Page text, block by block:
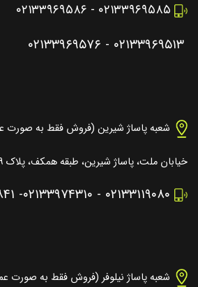
۰۲۱۳۳۹۶۹۵۸۵ - ۰۲۱۳۳۹۶۹۵۸۶
۰۲۱۳۳۹۶۹۵۱۳ - ۰۲۱۳۳۹۶۹۵۷۶
شعبه پاساژ شیرین (فروش فقط به صورت
خیابان ملت، پاساژ شیرین، طبقه همکف، پلاک ۹
۰۲۱۳۳۱۱۹۰۸۰ - ۰۲۱۳۳۹۷۴۳۱۰-
شعبه پاساژ نیلوفر (فروش فقط به صورت